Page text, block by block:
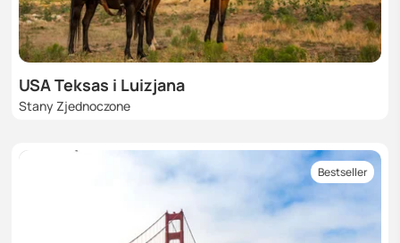
USA Teksas i Luizjana
Stany Zjednoczone
Bestseller